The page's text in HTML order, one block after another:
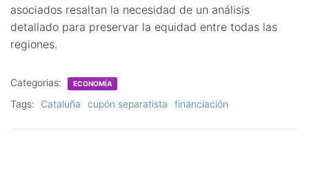
asociados resaltan la necesidad de un análisis
detallado para preservar la equidad entre todas las
regiones.
Categorias: ECONOMÍA
Tags: Cataluña cupón separatista financiación